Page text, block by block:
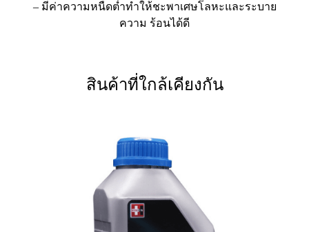
– มีค่าความหนืดต่ำทำให้ชะพาเศษโลหะและระบาย
ความ ร้อนได้ดี
สินค้าที่ใกล้เคียงกัน